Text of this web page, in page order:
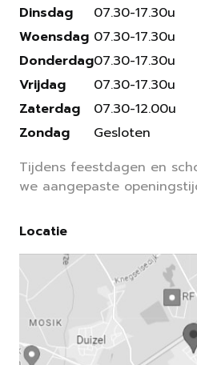
Dinsdag
Woensdag
Donderdag
Vrijdag
Zaterdag
Zondag
07.30-17.30u
07.30-17.30u
07.30-17.30u
07.30-17.30u
07.30-12.00u
Gesloten
Tijdens feestdagen en
we aangepaste
Locatie